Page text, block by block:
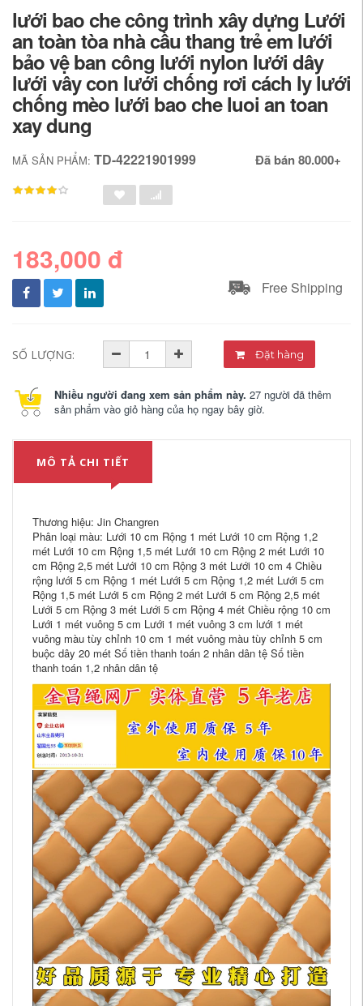
lưới bao che công trình xây dựng Lưới
an toàn tòa nhà cầu thang trẻ em lưới
bảo vệ ban công lưới nylon lưới dây
lưới vây con lưới chống rơi cách ly lưới
chống mèo lưới bao che luoi an toan
xay dung
MÃ SẢN PHẨM: TD-42221901999 Đã bán 80.000+
183,000 đ
Free Shipping
SỐ LƯỢNG: Đặt hàng
Nhiều người đang xem sản phẩm này. 27 người đã thêm
sản phẩm vào giỏ hàng của họ ngay bây giờ.
MÔ TẢ CHI TIẾT
Thương hiệu: Jin Changren
Phân loại màu: Lưới 10 cm Rộng 1 mét Lưới 10 cm Rộng 1,2
mét Lưới 10 cm Rộng 1,5 mét Lưới 10 cm Rộng 2 mét Lưới 10
cm Rộng 2,5 mét Lưới 10 cm Rộng 3 mét Lưới 10 cm 4 Chiều
rộng lưới 5 cm Rộng 1 mét Lưới 5 cm Rộng 1,2 mét Lưới 5 cm
Rộng 1,5 mét Lưới 5 cm Rộng 2 mét Lưới 5 cm Rộng 2,5 mét
Lưới 5 cm Rộng 3 mét Lưới 5 cm Rộng 4 mét Chiều rộng 10 cm
Lưới 1 mét vuông 5 cm Lưới 1 mét vuông 3 cm lưới 1 mét
vuông màu tùy chỉnh 10 cm 1 mét vuông màu tùy chỉnh 5 cm
buộc dây 20 mét Số tiền thanh toán 2 nhân dân tệ Số tiền
thanh toán 1,2 nhân dân tệ